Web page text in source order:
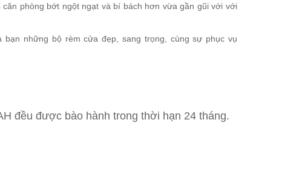
phòng bớt ngột ngạt và bí bách hơn vừa gần gũi với với
những bộ rèm cửa đẹp, sang trọng, cùng sự phục vụ
đều được bào hành trong thời hạn 24 tháng.